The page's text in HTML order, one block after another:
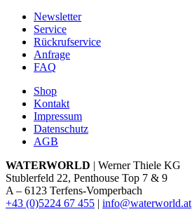
Newsletter
Service
Rückrufservice
Anfrage
FAQ
Shop
Kontakt
Impressum
Datenschutz
AGB
WATERWORLD | Werner Thiele KG
Stublerfeld 22, Penthouse Top 7 & 9
A – 6123 Terfens-Vomperbach
+43 (0)5224 67 455 | info@waterworld.at